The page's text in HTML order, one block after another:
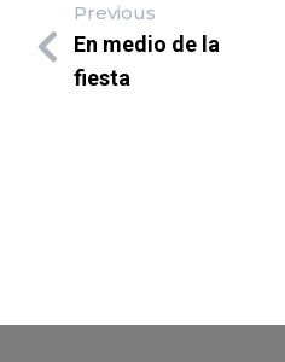
Previous
En medio de la
fiesta